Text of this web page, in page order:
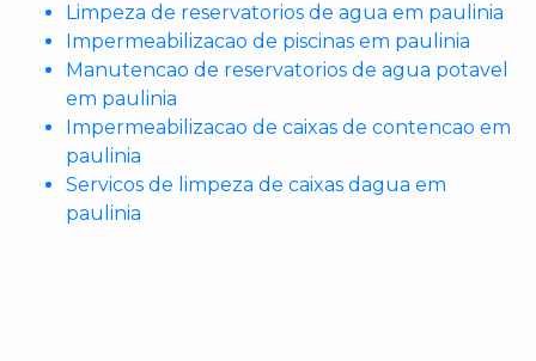
Limpeza de reservatorios de agua em paulinia
Impermeabilizacao de piscinas em paulinia
Manutencao de reservatorios de agua potavel
em paulinia
Impermeabilizacao de caixas de contencao em
paulinia
Servicos de limpeza de caixas dagua em
paulinia